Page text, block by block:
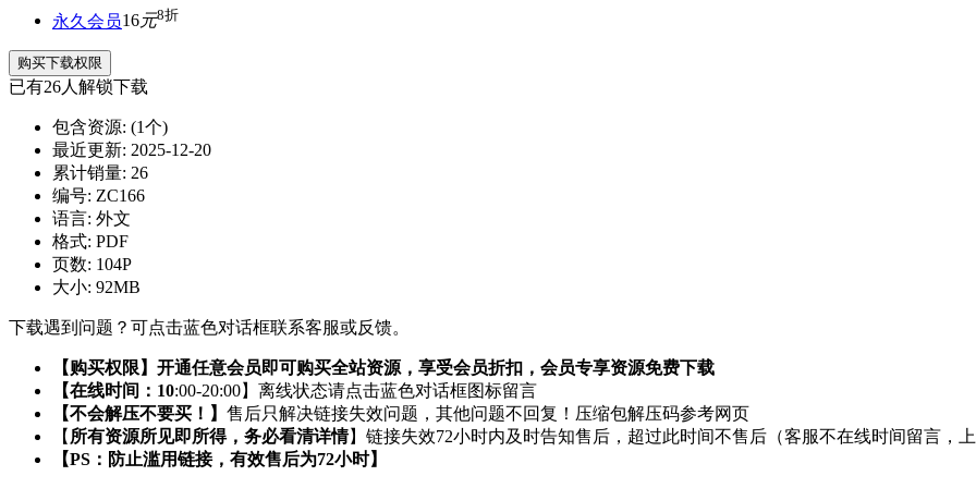
永久会员16元8折
购买下载权限
已有26人解锁下载
包含资源: (1个)
最近更新: 2025-12-20
累计销量: 26
编号: ZC166
语言: 外文
格式: PDF
页数: 104P
大小: 92MB
下载遇到问题？可点击蓝色对话框联系客服或反馈。
【购买权限】开通任意会员即可购买全站资源，享受会员折扣，会员专享资源免费下载
【在线时间：10:00-20:00】离线状态请点击蓝色对话框图标留言
【不会解压不要买！】 售后只解决链接失效问题，其他问题不回复！压缩包解压码参考网页
【 所有资源所见即所得，务必看清详情】链接失效72小时内及时告知售后，超过此时间不售后（客服不在线时间留言，上
【PS：防止滥用链接，有效售后为72小时】